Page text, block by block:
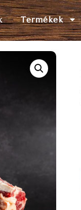
Termékek